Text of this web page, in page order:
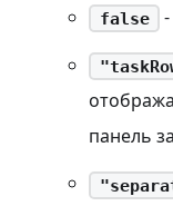
false
панель